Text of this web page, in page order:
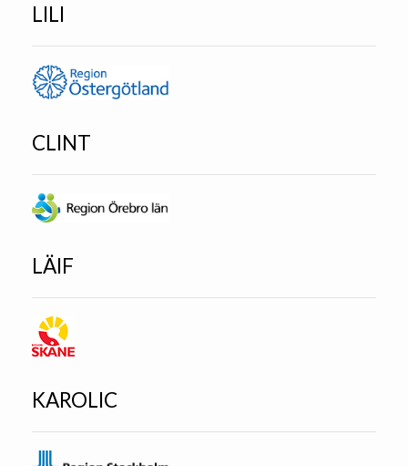
LILI
CLINT
LÄIF
KAROLIC